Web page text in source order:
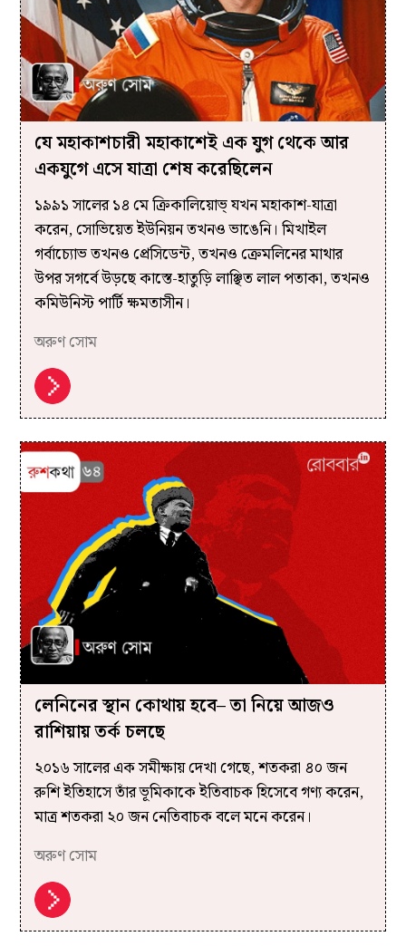
যে মহাকাশচারী মহাকাশেই এক যুগ থেকে আর
একযুগে এসে যাত্রা শেষ করেছিলেন
১৯৯১ সালের ১৪ মে ক্রিকালিয়োভ্‌ যখন মহাকাশ-যাত্রা
করেন, সোভিয়েত ইউনিয়ন তখনও ভাঙেনি। মিখাইল
গর্বাচ্যোভ তখনও প্রেসিডেন্ট, তখনও ক্রেমলিনের মাথার
উপর সগর্বে উড়ছে কাস্তে-হাতুড়ি লাঞ্ছিত লাল পতাকা, তখনও
কমিউনিস্ট পার্টি ক্ষমতাসীন।
অরুণ সোম
লেনিনের স্থান কোথায় হবে– তা নিয়ে আজও
রাশিয়ায় তর্ক চলছে
২০১৬ সালের এক সমীক্ষায় দেখা গেছে, শতকরা ৪০ জন
রুশি ইতিহাসে তাঁর ভূমিকাকে ইতিবাচক হিসেবে গণ্য করেন,
মাত্র শতকরা ২০ জন নেতিবাচক বলে মনে করেন।
অরুণ সোম